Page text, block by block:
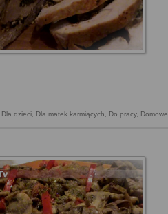
Dla dzieci, Dla matek karmiących, Do pracy,